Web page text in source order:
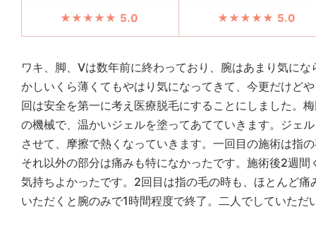
5.0 5.0
ワキ、脚、Vは数年前に終わっており、腕はあまり気に
かしいくら薄くてもやはり気になってきて、今更だけど
回は安全を第一に考え医療脱毛にすることにしました。
の機械で、温かいジェルを塗ってあてていきます。ジェ
させて、摩擦で熱くなっていきます。一回目の施術は指
それ以外の部分は痛みも特になかったです。施術後2週
気持ちよかったです。2回目は指の毛の時も、ほとんど
いただくと腕のみで1時間程度で終了。二人でしていた